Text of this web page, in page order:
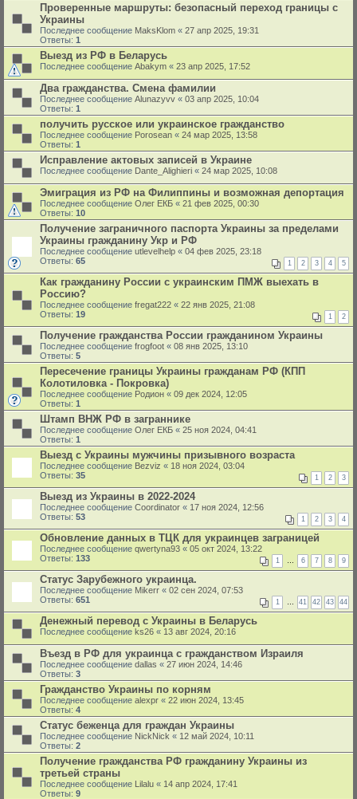
Проверенные маршруты: безопасный переход границы с
Украины
Последнее сообщение MaksKlom « 27 апр 2025, 19:31
Ответы: 1
Выезд из РФ в Беларусь
Последнее сообщение Abakym « 23 апр 2025, 17:52
Два гражданства. Смена фамилии
Последнее сообщение Alunazyvv « 03 апр 2025, 10:04
Ответы: 1
получить русское или украинское гражданство
Последнее сообщение Porosean « 24 мар 2025, 13:58
Ответы: 1
Исправление актовых записей в Украине
Последнее сообщение Dante_Alighieri « 24 мар 2025, 10:08
Эмиграция из РФ на Филиппины и возможная депортация
Последнее сообщение Олег ЕКБ « 21 фев 2025, 00:30
Ответы: 10
Получение заграничного паспорта Украины за пределами
Украины гражданину Укр и РФ
Последнее сообщение utlevelhelp « 04 фев 2025, 23:18
Ответы: 65 1 2 3 4 5
Как гражданину России с украинским ПМЖ выехать в
Россию?
Последнее сообщение fregat222 « 22 янв 2025, 21:08
Ответы: 19 1 2
Получение гражданства России гражданином Украины
Последнее сообщение frogfoot « 08 янв 2025, 13:10
Ответы: 5
Пересечение границы Украины гражданам РФ (КПП
Колотиловка - Покровка)
Последнее сообщение Родион « 09 дек 2024, 12:05
Ответы: 1
Штамп ВНЖ РФ в заграннике
Последнее сообщение Олег ЕКБ « 25 ноя 2024, 04:41
Ответы: 1
Выезд с Украины мужчины призывного возраста
Последнее сообщение Bezviz « 18 ноя 2024, 03:04
Ответы: 35 1 2 3
Выезд из Украины в 2022-2024
Последнее сообщение Coordinator « 17 ноя 2024, 12:56
Ответы: 53 1 2 3 4
Обновление данных в ТЦК для украинцев заграницей
Последнее сообщение qwertyna93 « 05 окт 2024, 13:22
Ответы: 133 1 … 6 7 8 9
Статус Зарубежного украинца.
Последнее сообщение Mikerr « 02 сен 2024, 07:53
Ответы: 651 1 … 41 42 43 44
Денежный перевод с Украины в Беларусь
Последнее сообщение ks26 « 13 авг 2024, 20:16
Въезд в РФ для украинца с гражданством Израиля
Последнее сообщение dallas « 27 июн 2024, 14:46
Ответы: 3
Гражданство Украины по корням
Последнее сообщение alexpr « 22 июн 2024, 13:45
Ответы: 4
Статус беженца для граждан Украины
Последнее сообщение NickNick « 12 май 2024, 10:11
Ответы: 2
Получение гражданства РФ гражданину Украины из
третьей страны
Последнее сообщение Lilalu « 14 апр 2024, 17:41
Ответы: 9